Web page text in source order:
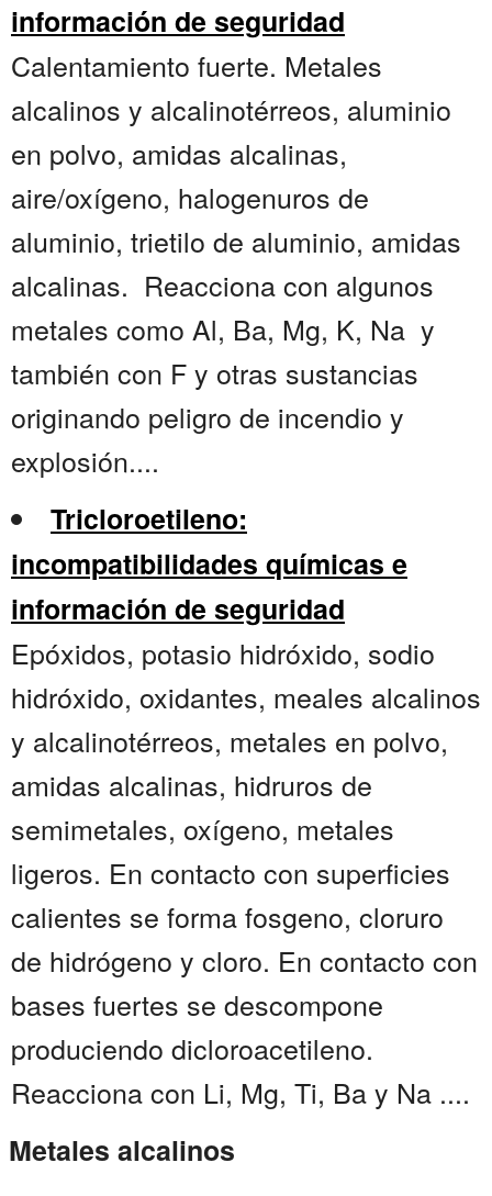
información de seguridad
Calentamiento fuerte. Metales
alcalinos y alcalinotérreos, aluminio
en polvo, amidas alcalinas,
aire/oxígeno, halogenuros de
aluminio, trietilo de aluminio, amidas
alcalinas. Reacciona con algunos
metales como Al, Ba, Mg, K, Na y
también con F y otras sustancias
originando peligro de incendio y
explosión....
Tricloroetileno:
incompatibilidades químicas e
información de seguridad
Epóxidos, potasio hidróxido, sodio
hidróxido, oxidantes, meales alcalinos
y alcalinotérreos, metales en polvo,
amidas alcalinas, hidruros de
semimetales, oxígeno, metales
ligeros. En contacto con superficies
calientes se forma fosgeno, cloruro
de hidrógeno y cloro. En contacto con
bases fuertes se descompone
produciendo dicloroacetileno.
Reacciona con Li, Mg, Ti, Ba y Na ....
Metales alcalinos